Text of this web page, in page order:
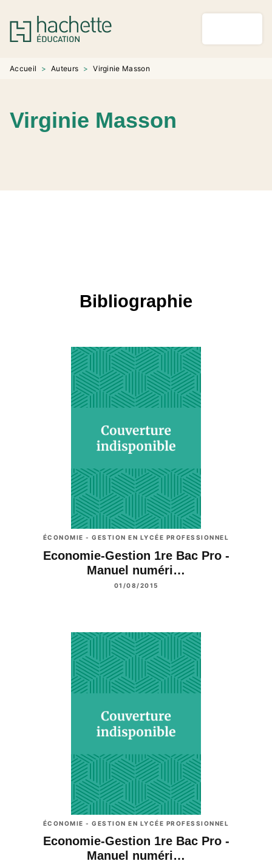
MENU RECHERCHE
PIED DE PAGE
Accueil > Auteurs > Virginie Masson
Virginie Masson
Bibliographie
ÉCONOMIE - GESTION EN LYCÉE PROFESSIONNEL
Economie-Gestion 1re Bac Pro -
Manuel numéri…
01/08/2015
ÉCONOMIE - GESTION EN LYCÉE PROFESSIONNEL
Economie-Gestion 1re Bac Pro -
Manuel numéri…